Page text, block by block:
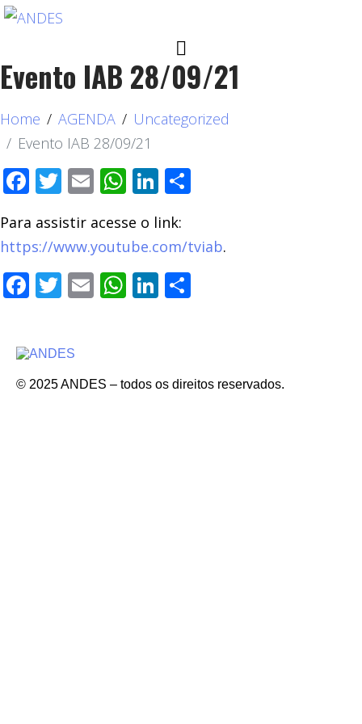
Evento IAB 28/09/21
Home AGENDA
Uncategorized
Evento IAB 28/09/21
Facebook
Twitter
EmailWhatsApp
LinkedIn
Para assistir acesse o link:
https://www.youtube.com/tviab.
Facebook
Twitter
EmailWhatsApp
LinkedIn
© 2025 ANDES – todos os direitos reservados.